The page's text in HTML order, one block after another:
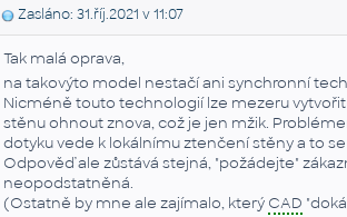
Zasláno: 31.říj.2021 v 11:07
Tak malá oprava,
na takovýto model nestačí ani synchronní
Nicméně touto technologií lze mezeru
stěnu ohnout znova, což je jen mžik.
dotyku vede k lokálnímu ztenčení stěny a to
Odpověď ale zůstává stejná, "požádejte"
neopodstatněná.
(Ostatně by mne ale zajímalo, který CAD